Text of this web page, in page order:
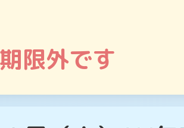
限外です